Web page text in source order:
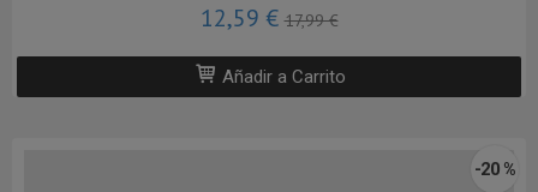
12,59 €17,99 €
Añadir a Carrito
-20 %